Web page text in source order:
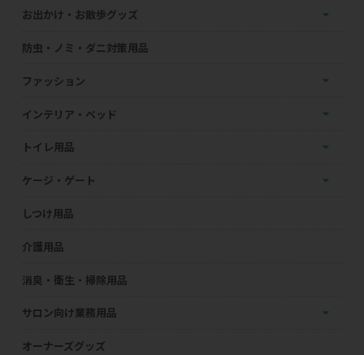
お出かけ・お散歩グッズ
防虫・ノミ・ダニ対策用品
ファッション
インテリア・ベッド
トイレ用品
ケージ・ゲート
しつけ用品
介護用品
消臭・衛生・掃除用品
サロン向け業務用品
オーナーズグッズ